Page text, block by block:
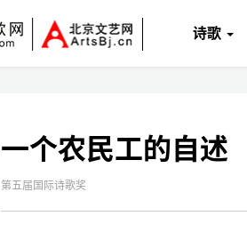
诗歌
一个农民工的自述
第五届国际诗歌奖